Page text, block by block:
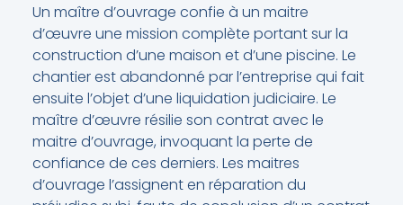
Un maître d’ouvrage confie à un maitre
d’œuvre une mission complète portant sur la
construction d’une maison et d’une piscine. Le
chantier est abandonné par l’entreprise qui fait
ensuite l’objet d’une liquidation judiciaire. Le
maître d’œuvre résilie son contrat avec le
maitre d’ouvrage, invoquant la perte de
confiance de ces derniers. Les maitres
d’ouvrage l’assignent en réparation du